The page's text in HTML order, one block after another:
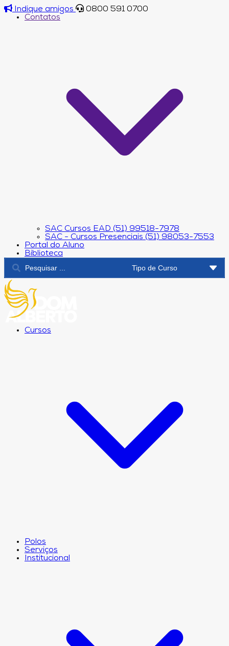
Indique amigos
0800 591 0700
Contatos
SAC Cursos EAD (51) 99518-7978
SAC - Cursos Presenciais (51) 98053-7553
Portal do Aluno
Biblioteca
Cursos
Polos
Serviços
Institucional